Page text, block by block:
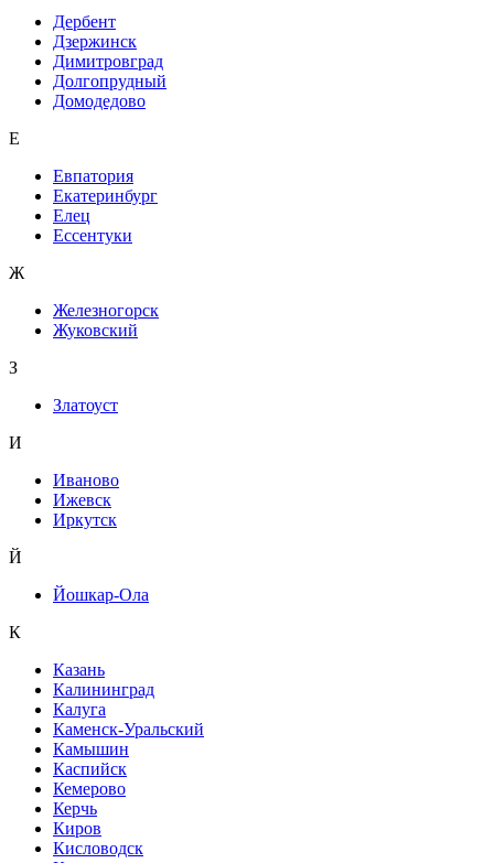
Дербент
Дзержинск
Димитровград
Долгопрудный
Домодедово
Е
Евпатория
Екатеринбург
Елец
Ессентуки
Ж
Железногорск
Жуковский
З
Златоуст
И
Иваново
Ижевск
Иркутск
Й
Йошкар-Ола
К
Казань
Калининград
Калуга
Каменск-Уральский
Камышин
Каспийск
Кемерово
Керчь
Киров
Кисловодск